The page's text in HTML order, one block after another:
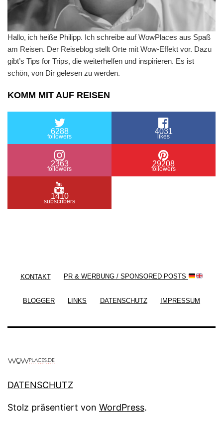
Hallo, ich heiße Philipp. Ich schreibe auf WowPlaces aus Spaß
am Reisen. Der Reiseblog stellt Orte mit Wow-Effekt vor. Dazu
gibt’s Tips for Trips, die weiterhelfen und inspirieren. Es ist
schön, von Dir gelesen zu werden.
KOMM MIT AUF REISEN
6288
followers
4031
likes
2363
followers
29208
followers
1410
subscribers
KONTAKT PR & WERBUNG / SPONSORED POSTS
BLOGGER LINKS DATENSCHUTZ IMPRESSUM
DATENSCHUTZ
Stolz präsentiert von WordPress.